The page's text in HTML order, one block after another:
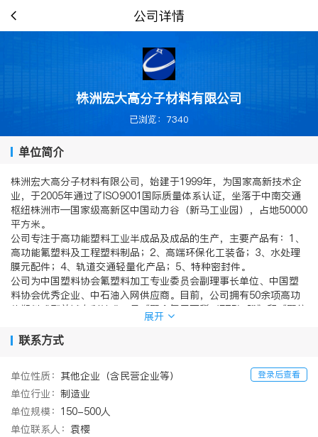
公司详情
株洲宏大高分子材料有限公司
已浏览：7340
单位简介
株洲宏大高分子材料有限公司，始建于1999年，为国家高新技术企
业，于2005年通过了ISO9001国际质量体系认证，坐落于中南交通
枢纽株洲市—国家级高新区中国动力谷（新马工业园），占地50000
平方米。
公司专注于高功能塑料工业半成品及成品的生产，主要产品有：1、
高功能氟塑料及工程塑料制品；2、高端环保化工装备；3、水处理
膜元配件；4、轨道交通轻量化产品；5、特种密封件。
公司为中国塑料协会氟塑料加工专业委员会副理事长单位、中国塑
料协会优秀企业、中石油入网供应商。目前，公司拥有50余项高功
能塑料成型关键专利技术，是《聚全氟乙丙稀（FEP）膜》和《聚偏
氟乙稀（PVDF）板》两部国家标准的起草单位之一，并多次获得国
家科技部创新基金的支持。
展开
联系方式
登录后查看
单位性质： 其他企业（含民营企业等）
单位行业： 制造业
单位规模： 150-500人
单位联系人： 袁樱